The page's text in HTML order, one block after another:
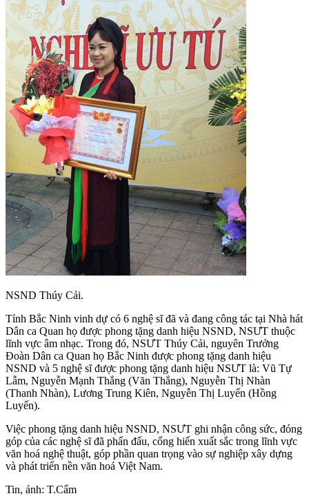
NSND Thúy Cải.
Tỉnh Bắc Ninh vinh dự có 6 nghệ sĩ đã và đang công tác tại Nhà hát
Dân ca Quan họ được phong tặng danh hiệu NSND, NSƯT thuộc
lĩnh vực âm nhạc. Trong đó, NSƯT Thúy Cải, nguyên Trưởng
Đoàn Dân ca Quan họ Bắc Ninh được phong tặng danh hiệu
NSND và 5 nghệ sĩ được phong tặng danh hiệu NSƯT là: Vũ Tự
Lẫm, Nguyễn Mạnh Thắng (Văn Thắng), Nguyễn Thị Nhàn
(Thanh Nhàn), Lương Trung Kiên, Nguyễn Thị Luyến (Hồng
Luyến).
Việc phong tặng danh hiệu NSND, NSƯT ghi nhận công sức, đóng
góp của các nghệ sĩ đã phấn đấu, cống hiến xuất sắc trong lĩnh vực
văn hoá nghệ thuật, góp phần quan trọng vào sự nghiệp xây dựng
và phát triển nền văn hoá Việt Nam.
Tin, ảnh: T.Cẩm